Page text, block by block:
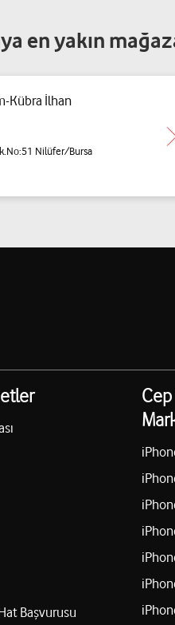
en yakın
Kübra İlhan
Nilüfer/Bursa
Başvurusu